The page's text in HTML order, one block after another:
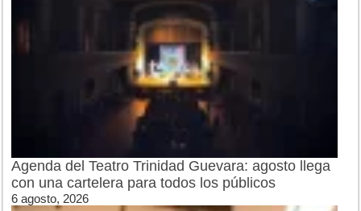
Agenda del Teatro Trinidad Guevara: agosto llega
con una cartelera para todos los públicos
6 agosto, 2026